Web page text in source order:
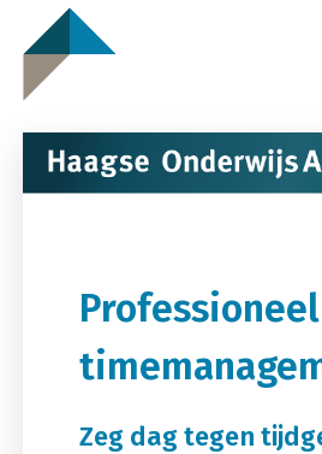
Zeg dag tegen